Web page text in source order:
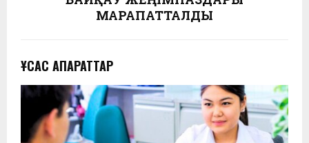
МАРАПАТТАЛДЫ
ҰҚСАС АҚПАРАТТАР